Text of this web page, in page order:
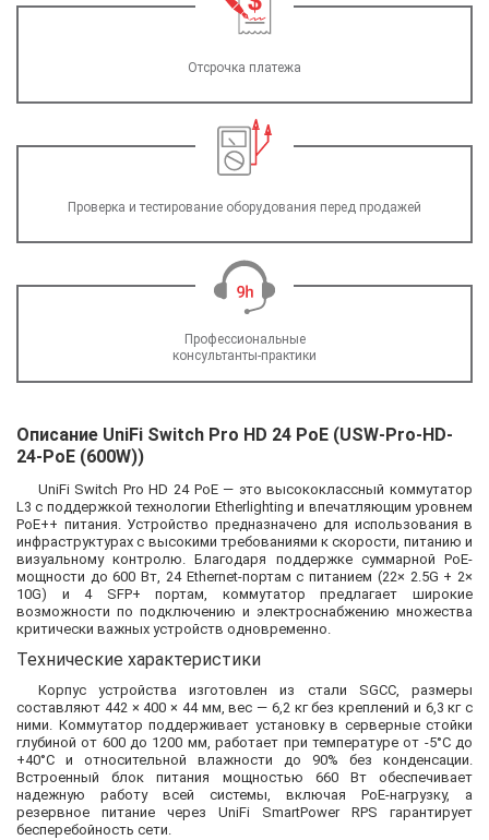
Отсрочка платежа
Проверка и тестирование оборудования перед продажей
Профессиональные
консультанты-практики
Описание UniFi Switch Pro HD 24 PoE (USW-Pro-HD-
24-PoE (600W))
UniFi Switch Pro HD 24 PoE — это высококлассный коммутатор
L3 с поддержкой технологии Etherlighting и впечатляющим уровнем
PoE++ питания. Устройство предназначено для использования в
инфраструктурах с высокими требованиями к скорости, питанию и
визуальному контролю. Благодаря поддержке суммарной PoE-
мощности до 600 Вт, 24 Ethernet-портам с питанием (22× 2.5G + 2×
10G) и 4 SFP+ портам, коммутатор предлагает широкие
возможности по подключению и электроснабжению множества
критически важных устройств одновременно.
Технические характеристики
Корпус устройства изготовлен из стали SGCC, размеры
составляют 442 × 400 × 44 мм, вес — 6,2 кг без креплений и 6,3 кг с
ними. Коммутатор поддерживает установку в серверные стойки
глубиной от 600 до 1200 мм, работает при температуре от -5°C до
+40°C и относительной влажности до 90% без конденсации.
Встроенный блок питания мощностью 660 Вт обеспечивает
надежную работу всей системы, включая PoE-нагрузку, а
резервное питание через UniFi SmartPower RPS гарантирует
бесперебойность сети.